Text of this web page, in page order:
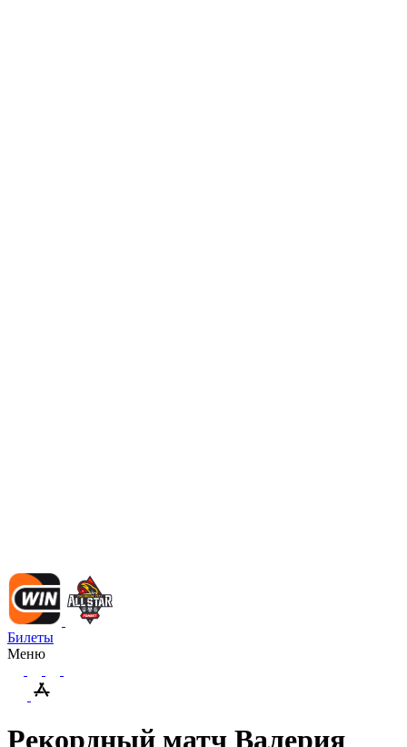
Билеты
Меню
Рекордный матч Валерия